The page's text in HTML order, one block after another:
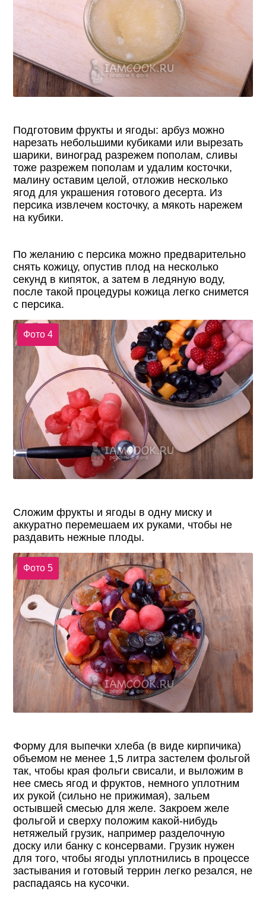
Подготовим фрукты и ягоды: арбуз можно
нарезать небольшими кубиками или вырезать
шарики, виноград разрежем пополам, сливы
тоже разрежем пополам и удалим косточки,
малину оставим целой, отложив несколько
ягод для украшения готового десерта. Из
персика извлечем косточку, а мякоть нарежем
на кубики.
По желанию с персика можно предварительно
снять кожицу, опустив плод на несколько
секунд в кипяток, а затем в ледяную воду,
после такой процедуры кожица легко снимется
с персика.
Фото 4
Сложим фрукты и ягоды в одну миску и
аккуратно перемешаем их руками, чтобы не
раздавить нежные плоды.
Фото 5
Форму для выпечки хлеба (в виде кирпичика)
объемом не менее 1,5 литра застелем фольгой
так, чтобы края фольги свисали, и выложим в
нее смесь ягод и фруктов, немного уплотним
их рукой (сильно не прижимая), зальем
остывшей смесью для желе. Закроем желе
фольгой и сверху положим какой-нибудь
нетяжелый грузик, например разделочную
доску или банку с консервами. Грузик нужен
для того, чтобы ягоды уплотнились в процессе
застывания и готовый террин легко резался, не
распадаясь на кусочки.